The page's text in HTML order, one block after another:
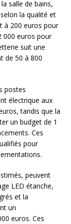
salle de bains,
la qualité et
à 200 euros pour
000 euros pour
suit une
de 50 à 800
postes
électrique aux
tandis que la
un budget de 1
Ces
pour
peuvent
LED étanche,
et la
un
euros. Ces